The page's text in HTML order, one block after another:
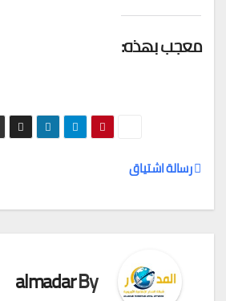
معجب بهذه:
تصفّح
رسالة اشتياق
By
almadar